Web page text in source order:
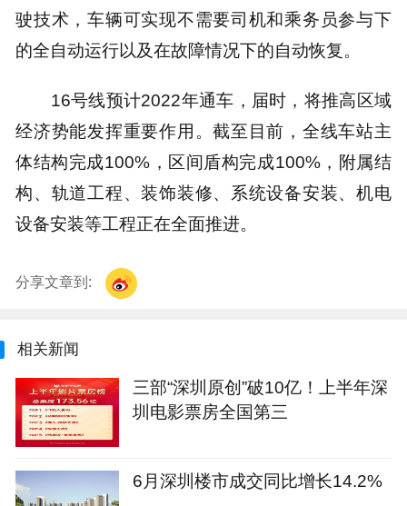
驶技术，车辆可实现不需要司机和乘务员参与下
的全自动运行以及在故障情况下的自动恢复。
16号线预计2022年通车，届时，将推高区域
经济势能发挥重要作用。截至目前，全线车站主
体结构完成100%，区间盾构完成100%，附属结
构、轨道工程、装饰装修、系统设备安装、机电
设备安装等工程正在全面推进。
分享文章到:
相关新闻
三部“深圳原创”破10亿！上半年深
圳电影票房全国第三
6月深圳楼市成交同比增长14.2%